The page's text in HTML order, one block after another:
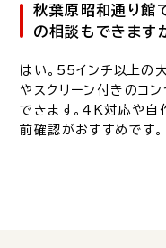
秋葉原昭和通り館
の相談もできます
はい。55インチ以上の
やスクリーン付きのコ
できます。4K対応や
前確認がおすすめです。